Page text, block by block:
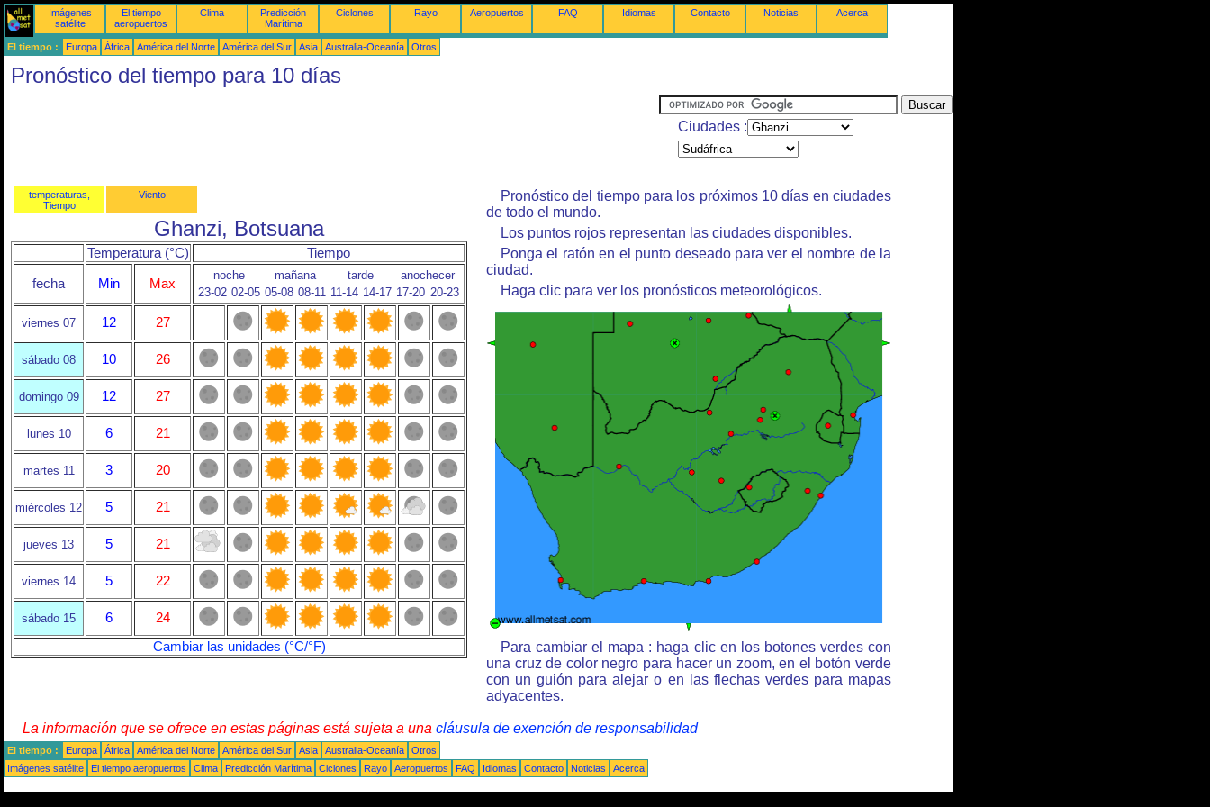
Imágenes
satélite
El tiempo
aeropuertos
Clima
Predicción
Marítima
Ciclones Rayo Aeropuertos FAQ Idiomas Contacto Noticias Acerca
El tiempo : Europa África América del Norte América del Sur Asia Australia-Oceanía Otros
Pronóstico del tiempo para 10 días
Ciudades :
temperaturas,
Tiempo
Viento
Ghanzi, Botsuana
Temperatura (°C) Tiempo
fecha Min Max
noche mañana tarde
anochecer
23-02 02-05 05-08 08-11 11-14 14-17 17-20 20-23
viernes 07 12 27
sábado 08 10 26
domingo 09 12 27
lunes 10 6 21
martes 11 3 20
miércoles 12 5 21
jueves 13 5 21
viernes 14 5 22
sábado 15 6
24
Cambiar las unidades (°C/°F)
Pronóstico del tiempo para los próximos 10 días en ciudades
de todo el mundo.
Los puntos rojos representan las ciudades disponibles.
Ponga el ratón en el punto deseado para ver el nombre de la
ciudad.
Haga clic para ver los pronósticos meteorológicos.
Para cambiar el mapa : haga clic en los botones verdes con
una cruz de color negro para hacer un zoom, en el botón verde
con un guión para alejar o en las flechas verdes para mapas
adyacentes.
La información que se ofrece en estas páginas está sujeta a una cláusula de exención de responsabilidad
El tiempo : Europa África América del Norte América del Sur Asia Australia-Oceanía
Otros
Imágenes satélite
El tiempo aeropuertos Clima Predicción Marítima Ciclones Rayo Aeropuertos FAQ Idiomas Contacto Noticias Acerca